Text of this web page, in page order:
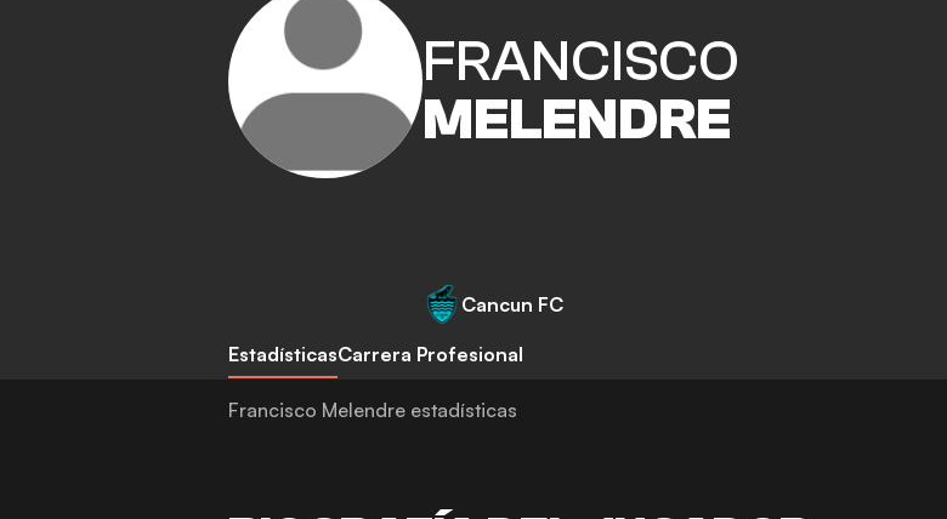
FRANCISCO
MELENDRE
Cancun FC
EstadísticasCarrera Profesional
Francisco Melendre estadísticas